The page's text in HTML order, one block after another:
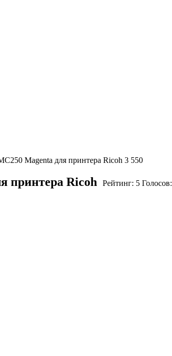
Magenta для принтера Ricoh 3 550
принтера Ricoh Рейтинг: 5 Голосов: